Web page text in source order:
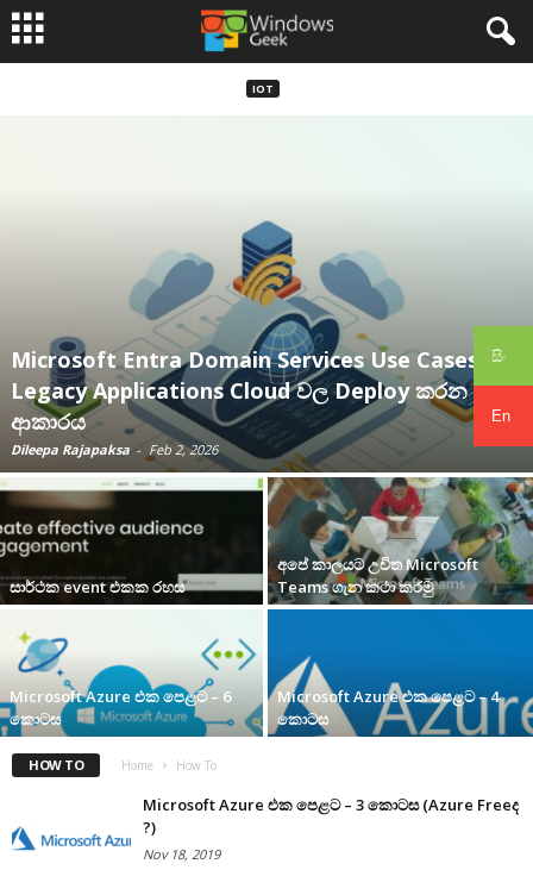
සිං
En
IOT
Microsoft Entra Domain Services Use Cases –
Legacy Applications Cloud වල Deploy කරන
ආකාරය
Dileepa Rajapaksa - Feb 2, 2026
සාර්ථක event එකක රහස
අපේ කාලයට උචිත ‌Microsoft
Teams ගැන කථා කරමු
Microsoft Azure එක පෙළට – 6
කොටස
Microsoft Azure එක පෙළට – 4
කොටස
HOW TO Home How To
Microsoft Azure එක පෙළට – 3 කොටස (Azure Freeද
?)
Nov 18, 2019